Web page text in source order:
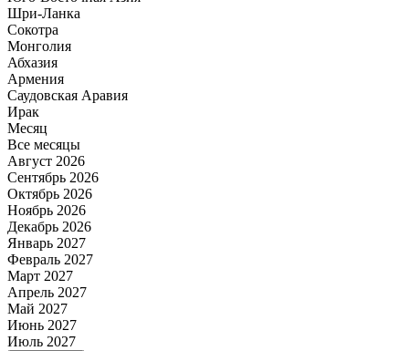
Шри-Ланка
Сокотра
Монголия
Абхазия
Армения
Саудовская Аравия
Ирак
Месяц
Все месяцы
Август 2026
Сентябрь 2026
Октябрь 2026
Ноябрь 2026
Декабрь 2026
Январь 2027
Февраль 2027
Март 2027
Апрель 2027
Май 2027
Июнь 2027
Июль 2027